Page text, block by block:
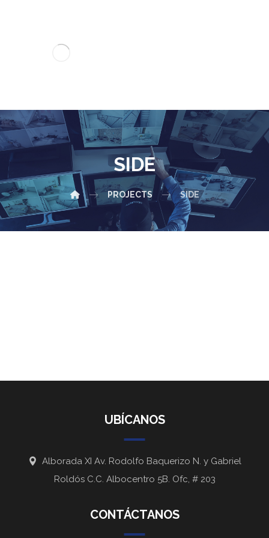
SIDE
PROJECTS SIDE
UBÍCANOS
Alborada XI Av. Rodolfo Baquerizo N. y Gabriel
Roldós C.C. Albocentro 5B. Ofc, # 203
CONTÁCTANOS